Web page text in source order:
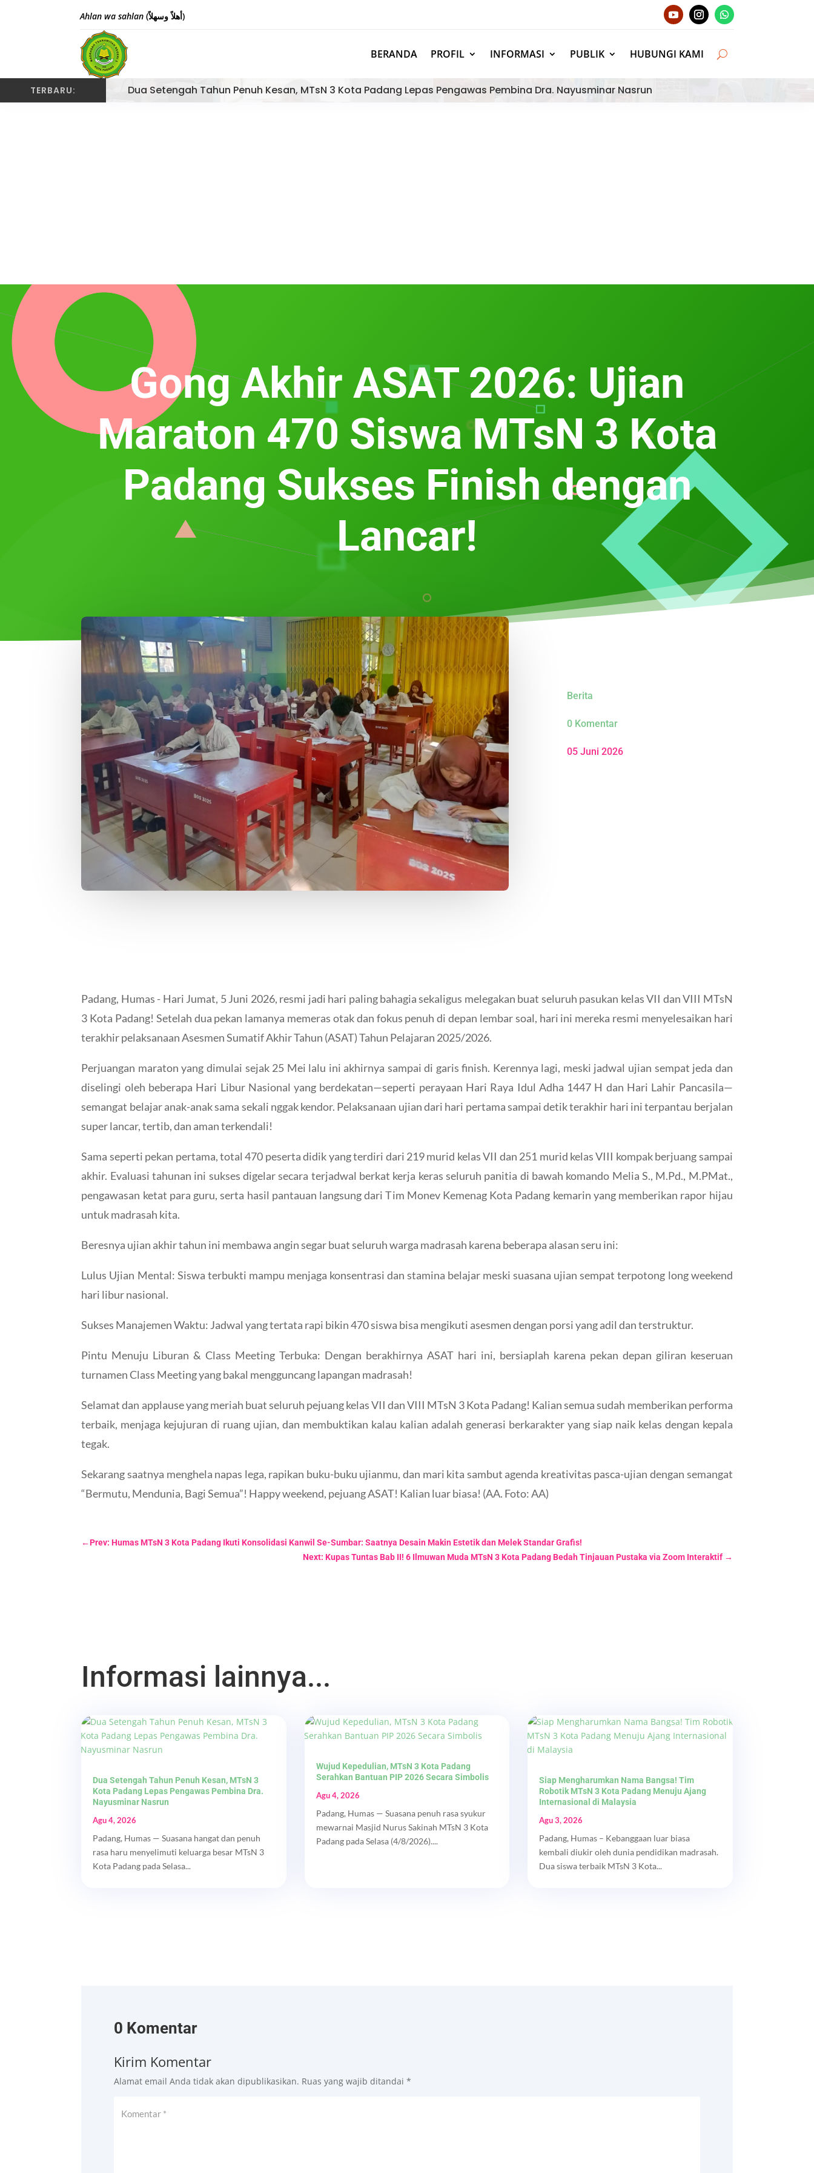
Ahlan wa sahlan (أهلاً وسهلاً)
BERANDA PROFIL INFORMASI PUBLIK HUBUNGI KAMI
TERBARU: Dua Setengah Tahun Penuh Kesan, MTsN 3 Kota Padang Lepas Pengawas Pembina Dra. Nayusminar Nasrun
Gong Akhir ASAT 2026: Ujian
Maraton 470 Siswa MTsN 3 Kota
Padang Sukses Finish dengan
Lancar!
Berita
0 Komentar
05 Juni 2026
Padang, Humas - Hari Jumat, 5 Juni 2026, resmi jadi hari paling bahagia sekaligus melegakan buat seluruh pasukan kelas VII dan VIII MTsN
3 Kota Padang! Setelah dua pekan lamanya memeras otak dan fokus penuh di depan lembar soal, hari ini mereka resmi menyelesaikan hari
terakhir pelaksanaan Asesmen Sumatif Akhir Tahun (ASAT) Tahun Pelajaran 2025/2026.
Perjuangan maraton yang dimulai sejak 25 Mei lalu ini akhirnya sampai di garis finish. Kerennya lagi, meski jadwal ujian sempat jeda dan
diselingi oleh beberapa Hari Libur Nasional yang berdekatan—seperti perayaan Hari Raya Idul Adha 1447 H dan Hari Lahir Pancasila—
semangat belajar anak-anak sama sekali nggak kendor. Pelaksanaan ujian dari hari pertama sampai detik terakhir hari ini terpantau berjalan
super lancar, tertib, dan aman terkendali!
Sama seperti pekan pertama, total 470 peserta didik yang terdiri dari 219 murid kelas VII dan 251 murid kelas VIII kompak berjuang sampai
akhir. Evaluasi tahunan ini sukses digelar secara terjadwal berkat kerja keras seluruh panitia di bawah komando Melia S., M.Pd., M.PMat.,
pengawasan ketat para guru, serta hasil pantauan langsung dari Tim Monev Kemenag Kota Padang kemarin yang memberikan rapor hijau
untuk madrasah kita.
Beresnya ujian akhir tahun ini membawa angin segar buat seluruh warga madrasah karena beberapa alasan seru ini:
Lulus Ujian Mental: Siswa terbukti mampu menjaga konsentrasi dan stamina belajar meski suasana ujian sempat terpotong long weekend
hari libur nasional.
Sukses Manajemen Waktu: Jadwal yang tertata rapi bikin 470 siswa bisa mengikuti asesmen dengan porsi yang adil dan terstruktur.
Pintu Menuju Liburan & Class Meeting Terbuka: Dengan berakhirnya ASAT hari ini, bersiaplah karena pekan depan giliran keseruan
turnamen Class Meeting yang bakal mengguncang lapangan madrasah!
Selamat dan applause yang meriah buat seluruh pejuang kelas VII dan VIII MTsN 3 Kota Padang! Kalian semua sudah memberikan performa
terbaik, menjaga kejujuran di ruang ujian, dan membuktikan kalau kalian adalah generasi berkarakter yang siap naik kelas dengan kepala
tegak.
Sekarang saatnya menghela napas lega, rapikan buku-buku ujianmu, dan mari kita sambut agenda kreativitas pasca-ujian dengan semangat
“Bermutu, Mendunia, Bagi Semua”! Happy weekend, pejuang ASAT! Kalian luar biasa! (AA. Foto: AA)
←Prev: Humas MTsN 3 Kota Padang Ikuti Konsolidasi Kanwil Se-Sumbar: Saatnya Desain Makin Estetik dan Melek Standar Grafis!
Next: Kupas Tuntas Bab II! 6 Ilmuwan Muda MTsN 3 Kota Padang Bedah Tinjauan Pustaka via Zoom Interaktif→
Informasi lainnya...
Dua Setengah Tahun Penuh Kesan, MTsN 3
Kota Padang Lepas Pengawas Pembina Dra.
Nayusminar Nasrun
Agu 4, 2026
Padang, Humas — Suasana hangat dan penuh
rasa haru menyelimuti keluarga besar MTsN 3
Kota Padang pada Selasa...
Wujud Kepedulian, MTsN 3 Kota Padang
Serahkan Bantuan PIP 2026 Secara Simbolis
Agu 4, 2026
Padang, Humas — Suasana penuh rasa syukur
mewarnai Masjid Nurus Sakinah MTsN 3 Kota
Padang pada Selasa (4/8/2026)....
Siap Mengharumkan Nama Bangsa! Tim
Robotik MTsN 3 Kota Padang Menuju Ajang
Internasional di Malaysia
Agu 3, 2026
Padang, Humas – Kebanggaan luar biasa
kembali diukir oleh dunia pendidikan madrasah.
Dua siswa terbaik MTsN 3 Kota...
0 Komentar
Kirim Komentar
Alamat email Anda tidak akan dipublikasikan. Ruas yang wajib ditandai*